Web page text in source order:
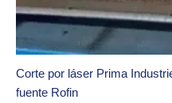
Corte por láser Prima
fuente Rofin